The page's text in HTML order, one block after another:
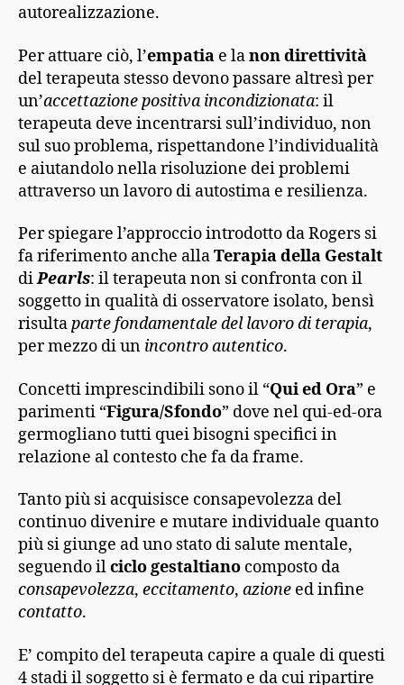
autorealizzazione.
Per attuare ciò, l’empatia e lanon direttività
del terapeuta stesso devono passare altresì per
un’accettazione positiva incondizionata: il
terapeuta deve incentrarsi sull’individuo, non
sul suo problema, rispettandone l’individualità
e aiutandolo nella risoluzione dei problemi
attraverso un lavoro di autostima e resilienza.
Per spiegare l’approccio introdotto da Rogers si
fa riferimento anche allaTerapia della Gestalt
diPearls: il terapeuta non si confronta con il
soggetto in qualità di osservatore isolato, bensì
risultaparte fondamentale del lavoro di terapia,
per mezzo di un incontro autentico.
Concetti imprescindibili sono il “Qui ed Ora” e
parimenti “Figura/Sfondo” dove nel qui-ed-ora
germogliano tutti quei bisogni specifici in
relazione al contesto che fa da frame.
Tanto più si acquisisce consapevolezza del
continuo divenire e mutare individuale quanto
più si giunge ad uno stato di salute mentale,
seguendo ilciclo gestaltiano composto da
consapevolezza, eccitamento, azione ed infine
contatto.
E’ compito del terapeuta capire a quale di questi
4 stadi il soggetto si è fermato e da cui ripartire